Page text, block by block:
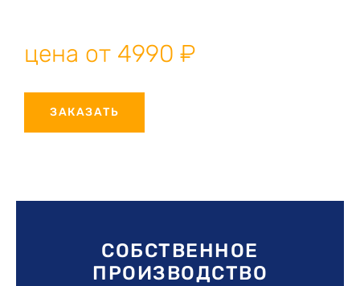
цена от 4990 ₽
ЗАКАЗАТЬ
СОБСТВЕННОЕ
ПРОИЗВОДСТВО